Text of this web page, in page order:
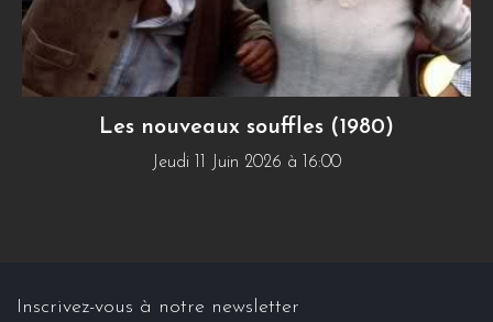
Les nouveaux souffles (1980)
Jeudi 11 Juin 2026 à 16:00
Inscrivez-vous à notre newsletter